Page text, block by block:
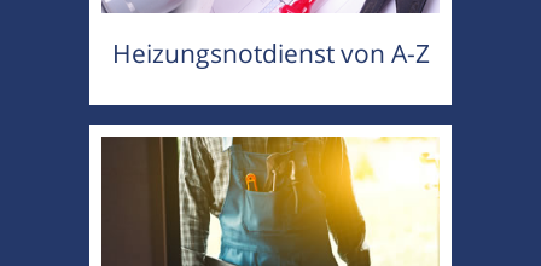
Heizungsnotdienst von A-Z